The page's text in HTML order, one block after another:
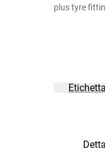
plus tyre